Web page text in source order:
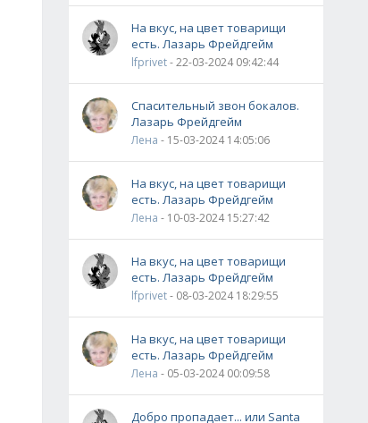
На вкус, на цвет товарищи
есть. Лазарь Фрейдгейм
lfprivet- 22-03-2024 09:42:44
Спасительный звон бокалов.
Лазарь Фрейдгейм
Лена - 15-03-2024 14:05:06
На вкус, на цвет товарищи
есть. Лазарь Фрейдгейм
Лена - 10-03-2024 15:27:42
На вкус, на цвет товарищи
есть. Лазарь Фрейдгейм
lfprivet- 08-03-2024 18:29:55
На вкус, на цвет товарищи
есть. Лазарь Фрейдгейм
Лена - 05-03-2024 00:09:58
Добро пропадает... или Santa